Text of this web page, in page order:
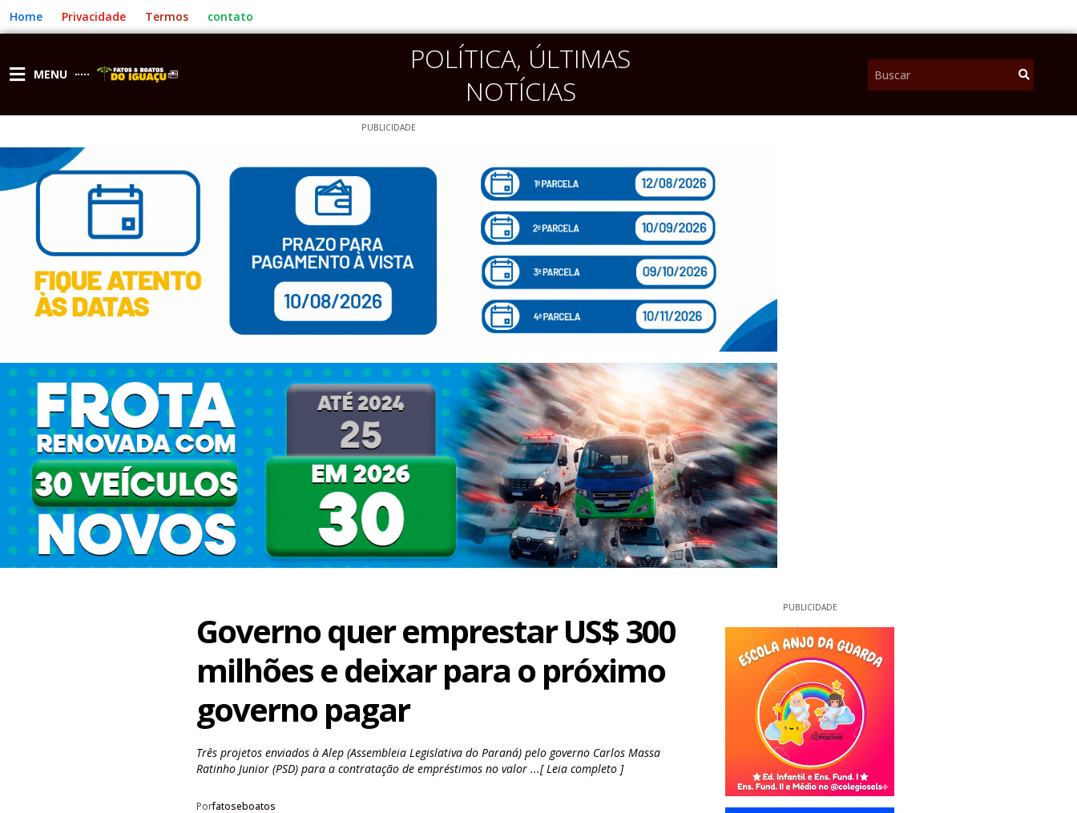
para
o
Home Privacidade Termos contato
MENU POLÍTICA, ÚLTIMAS
NOTÍCIAS
Pesquisar
PUBLICIDADE
Governo quer emprestar US$ 300
milhões e deixar para o próximo
governo pagar
Três projetos enviados à Alep (Assembleia Legislativa do Paraná) pelo governo Carlos Massa
Ratinho Junior (PSD) para a contratação de empréstimos no valor ...[ Leia completo ]
Porfatoseboatos
PUBLICIDADE